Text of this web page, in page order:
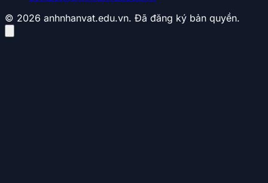
© 2026 anhnhanvat.edu.vn. Đã đăng ký bản quyền.